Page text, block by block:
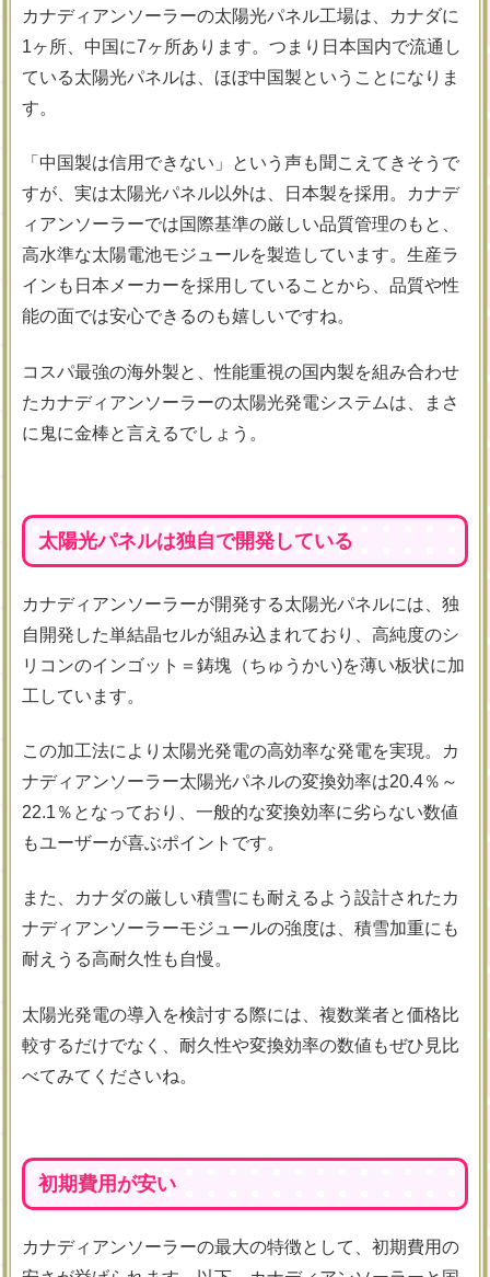
カナディアンソーラーの太陽光パネル工場は、カナダに
1ヶ所、中国に7ヶ所あります。つまり日本国内で流通し
ている太陽光パネルは、ほぼ中国製ということになりま
す。
「中国製は信用できない」という声も聞こえてきそうで
すが、実は太陽光パネル以外は、日本製を採用。カナデ
ィアンソーラーでは国際基準の厳しい品質管理のもと、
高水準な太陽電池モジュールを製造しています。生産ラ
インも日本メーカーを採用していることから、品質や性
能の面では安心できるのも嬉しいですね。
コスパ最強の海外製と、性能重視の国内製を組み合わせ
たカナディアンソーラーの太陽光発電システムは、まさ
に鬼に金棒と言えるでしょう。
太陽光パネルは独自で開発している
カナディアンソーラーが開発する太陽光パネルには、独
自開発した単結晶セルが組み込まれており、高純度のシ
リコンのインゴット＝鋳塊（ちゅうかい)を薄い板状に加
工しています。
この加工法により太陽光発電の高効率な発電を実現。カ
ナディアンソーラー太陽光パネルの変換効率は20.4％～
22.1％となっており、一般的な変換効率に劣らない数値
もユーザーが喜ぶポイントです。
また、カナダの厳しい積雪にも耐えるよう設計されたカ
ナディアンソーラーモジュールの強度は、積雪加重にも
耐えうる高耐久性も自慢。
太陽光発電の導入を検討する際には、複数業者と価格比
較するだけでなく、耐久性や変換効率の数値もぜひ見比
べてみてくださいね。
初期費用が安い
カナディアンソーラーの最大の特徴として、初期費用の